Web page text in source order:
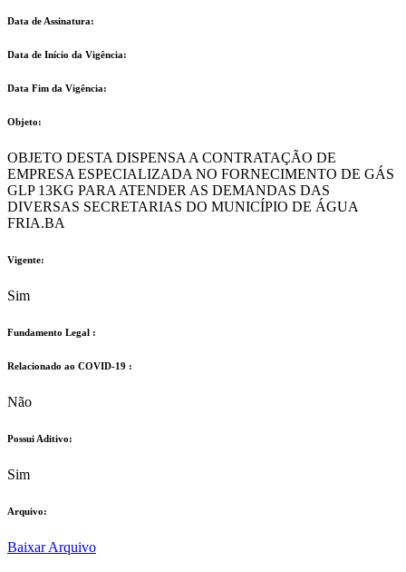
Data de Assinatura:
Data de Início da Vigência:
Data Fim da Vigência:
Objeto:
OBJETO DESTA DISPENSA A CONTRATAÇÃO DE
EMPRESA ESPECIALIZADA NO FORNECIMENTO DE GÁS
GLP 13KG PARA ATENDER AS DEMANDAS DAS
DIVERSAS SECRETARIAS DO MUNICÍPIO DE ÁGUA
FRIA.BA
Vigente:
Sim
Fundamento Legal :​
Relacionado ao COVID-19 :​
Não
Possui Aditivo:​
Sim
Arquivo:
Baixar Arquivo